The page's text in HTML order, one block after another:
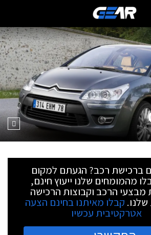
ברכישת רכב? הגעתם למקום
מהמומחים שלנו ייעוץ חינם,
מבצעי הרכב וקבוצות הרכישה
שלנו. קבלו מאיתנו בחינם הצעה
אטרקטיבית עכשיו